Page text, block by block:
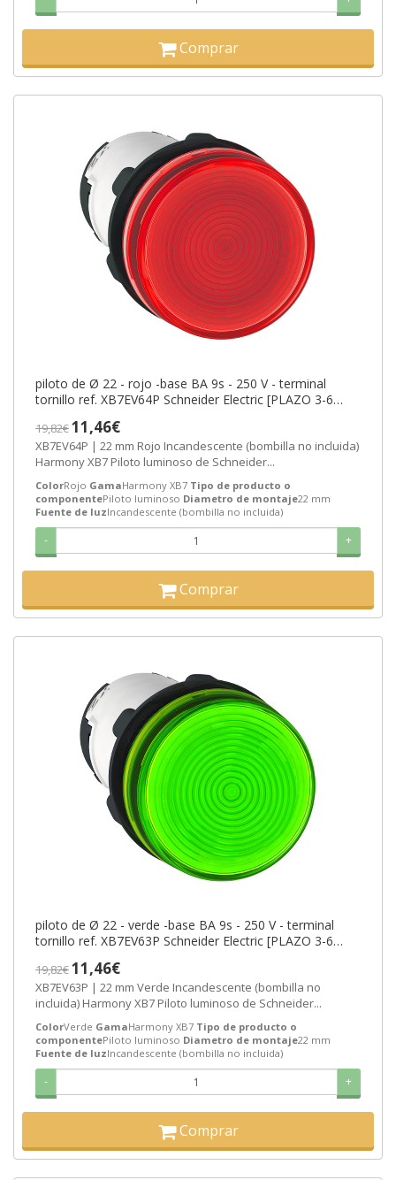
Comprar
piloto de Ø 22 - rojo -base BA 9s - 250 V - terminal
tornillo ref. XB7EV64P Schneider Electric [PLAZO 3-6
19,82€11,46€
XB7EV64P | 22 mm Rojo Incandescente (bombilla no incluida)
Harmony XB7 Piloto luminoso de Schneider...
ColorRojo GamaHarmony XB7 Tipo de producto o
componentePiloto luminoso Diametro de montaje22 mm
Fuente de luzIncandescente (bombilla no incluida)
- +
Comprar
piloto de Ø 22 - verde -base BA 9s - 250 V - terminal
tornillo ref. XB7EV63P Schneider Electric [PLAZO 3-6
19,82€11,46€
XB7EV63P | 22 mm Verde Incandescente (bombilla no
incluida) Harmony XB7 Piloto luminoso de Schneider...
ColorVerde GamaHarmony XB7 Tipo de producto o
componentePiloto luminoso Diametro de montaje22 mm
Fuente de luzIncandescente (bombilla no incluida)
- +
Comprar